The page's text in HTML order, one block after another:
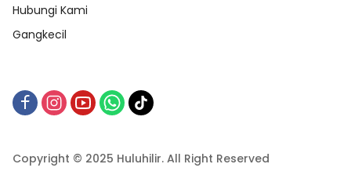
Hubungi Kami
Gangkecil
Copyright © 2025 Huluhilir. All Right Reserved